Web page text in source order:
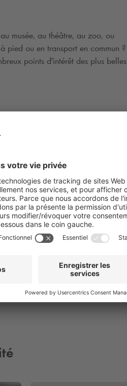
musée, au théâtre, au zoo, ou
pied ou en transport en commun ?
points d'intérêt des plus belles
€ 80
24 h à
€ 30